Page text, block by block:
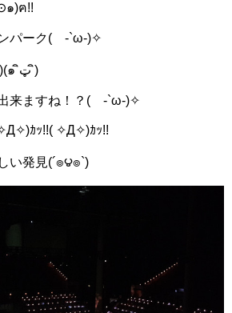
๑)ฅ!!
ンパーク( -`ω-)✧
あっ！？(๑ ิټ ิ)(๑ ิټ ิ)(๑ ิټ ิ)
出来ますね！？( -`ω-)✧
ｶｯ!!( ✧Д✧)ｶｯ!!
い発見(´๏౪๏`)